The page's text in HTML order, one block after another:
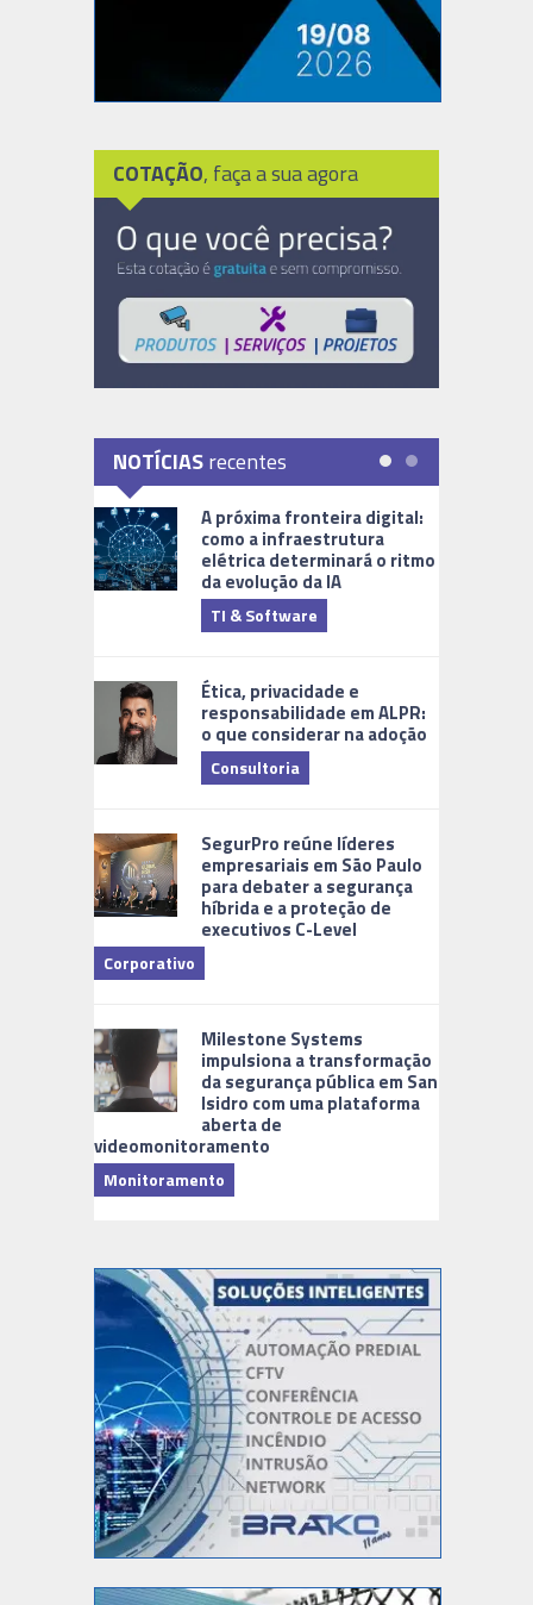
COTAÇÃO, faça a sua agora
NOTÍCIASrecentes
A próxima fronteira digital:
como a infraestrutura
elétrica determinará o ritmo
da evolução da IA
TI & Software
Ética, privacidade e
responsabilidade em ALPR:
o que considerar na adoção
Consultoria
SegurPro reúne líderes
empresariais em São Paulo
para debater a segurança
híbrida e a proteção de
executivos C-Level
Corporativo
Milestone Systems
impulsiona a transformação
da segurança pública em San
Isidro com uma plataforma
aberta de
videomonitoramento
Monitoramento